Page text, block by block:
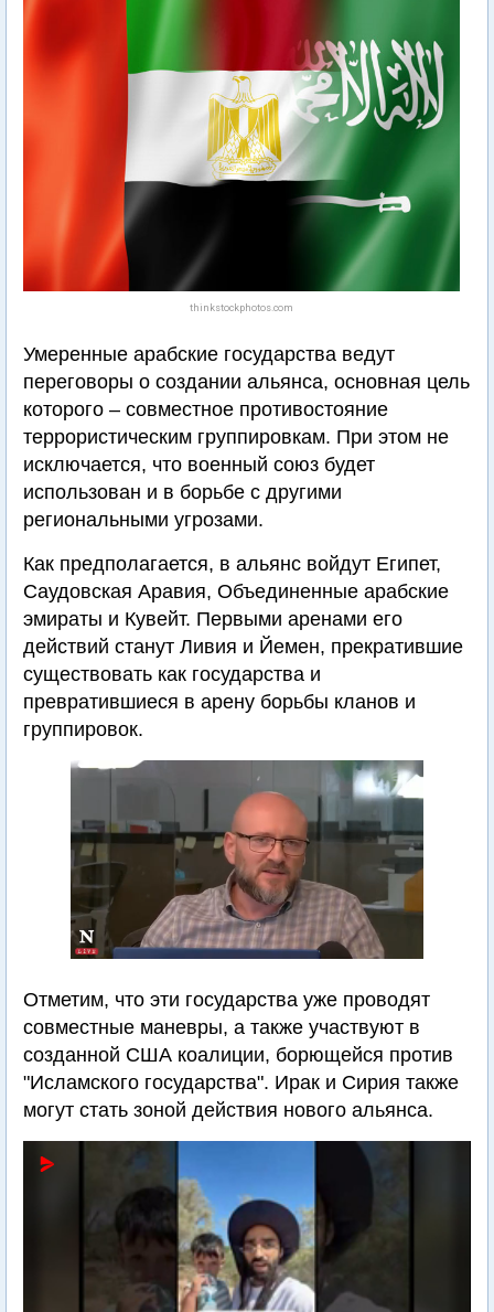
thinkstockphotos.com
Умеренные арабские государства ведут
переговоры о создании альянса, основная цель
которого – совместное противостояние
террористическим группировкам. При этом не
исключается, что военный союз будет
использован и в борьбе с другими
региональными угрозами.
Как предполагается, в альянс войдут Египет,
Саудовская Аравия, Объединенные арабские
эмираты и Кувейт. Первыми аренами его
действий станут Ливия и Йемен, прекратившие
существовать как государства и
превратившиеся в арену борьбы кланов и
группировок.
Отметим, что эти государства уже проводят
совместные маневры, а также участвуют в
созданной США коалиции, борющейся против
"Исламского государства". Ирак и Сирия также
могут стать зоной действия нового альянса.